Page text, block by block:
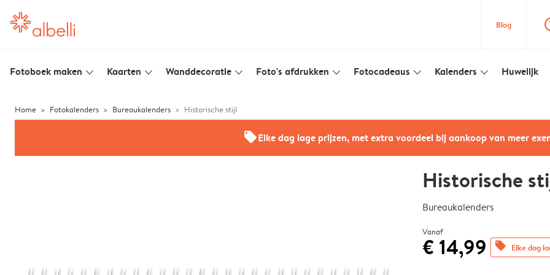
Blog
Fotoboek maken slim_arrow_down Kaarten slim_arrow_down Wanddecoratie slim_arrow_down Foto's afdrukken slim_arrow_down Fotocadeaus slim_arrow_down Kalenders slim_arrow_down Huwelijk
Home Fotokalenders Bureaukalenders Historische stijl
offersElke dag lage prijzen, met extra voordeel bij aankoop van meer
Historische
Bureaukalenders
Vanaf
€ 14,99 offers Elke dag